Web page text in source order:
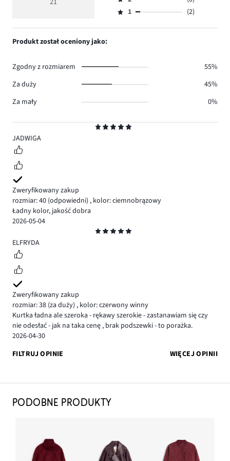
5
JADWIGA
Zweryfikowany zakup
rozmiar: 40 (odpowiedni) , kolor: ciemnobrązowy
Ładny kolor, jakość dobra
2026-05-04
5
ELFRYDA
Zweryfikowany zakup
rozmiar: 38 (za duży) , kolor: czerwony winny
Kurtka ładna ale szeroka - rękawy szerokie - zastanawiam się czy
nie odesłać - jak na taka cenę , brak podszewki - to porażka.
2026-04-30
FILTRUJ OPINIE
WIĘCEJ OPINII
21
11.
głosów
ilość
Ocena
2,
Ocena
1,
1 (2)
Produkt został oceniony jako:
Zgodny z rozmiarem
55%
Za duży
45%
Za mały
0%
PODOBNE PRODUKTY